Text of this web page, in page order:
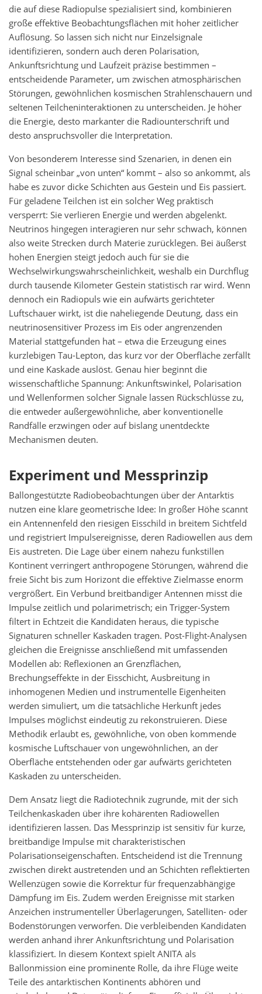
die auf diese Radiopulse spezialisiert sind, kombinieren
große effektive Beobachtungsflächen mit hoher zeitlicher
Auflösung. So lassen sich nicht nur Einzelsignale
identifizieren, sondern auch deren Polarisation,
Ankunftsrichtung und Laufzeit präzise bestimmen –
entscheidende Parameter, um zwischen atmosphärischen
Störungen, gewöhnlichen kosmischen Strahlenschauern und
seltenen Teilcheninteraktionen zu unterscheiden. Je höher
die Energie, desto markanter die Radiounterschrift und
desto anspruchsvoller die Interpretation.
Von besonderem Interesse sind Szenarien, in denen ein
Signal scheinbar „von unten“ kommt – also so ankommt, als
habe es zuvor dicke Schichten aus Gestein und Eis passiert.
Für geladene Teilchen ist ein solcher Weg praktisch
versperrt: Sie verlieren Energie und werden abgelenkt.
Neutrinos hingegen interagieren nur sehr schwach, können
also weite Strecken durch Materie zurücklegen. Bei äußerst
hohen Energien steigt jedoch auch für sie die
Wechselwirkungswahrscheinlichkeit, weshalb ein Durchflug
durch tausende Kilometer Gestein statistisch rar wird. Wenn
dennoch ein Radiopuls wie ein aufwärts gerichteter
Luftschauer wirkt, ist die naheliegende Deutung, dass ein
neutrinosensitiver Prozess im Eis oder angrenzenden
Material stattgefunden hat – etwa die Erzeugung eines
kurzlebigen Tau-Lepton, das kurz vor der Oberfläche zerfällt
und eine Kaskade auslöst. Genau hier beginnt die
wissenschaftliche Spannung: Ankunftswinkel, Polarisation
und Wellenformen solcher Signale lassen Rückschlüsse zu,
die entweder außergewöhnliche, aber konventionelle
Randfälle erzwingen oder auf bislang unentdeckte
Mechanismen deuten.
Experiment und Messprinzip
Ballongestützte Radiobeobachtungen über der Antarktis
nutzen eine klare geometrische Idee: In großer Höhe scannt
ein Antennenfeld den riesigen Eisschild in breitem Sichtfeld
und registriert Impulsereignisse, deren Radiowellen aus dem
Eis austreten. Die Lage über einem nahezu funkstillen
Kontinent verringert anthropogene Störungen, während die
freie Sicht bis zum Horizont die effektive Zielmasse enorm
vergrößert. Ein Verbund breitbandiger Antennen misst die
Impulse zeitlich und polarimetrisch; ein Trigger-System
filtert in Echtzeit die Kandidaten heraus, die typische
Signaturen schneller Kaskaden tragen. Post-Flight-Analysen
gleichen die Ereignisse anschließend mit umfassenden
Modellen ab: Reflexionen an Grenzflächen,
Brechungseffekte in der Eisschicht, Ausbreitung in
inhomogenen Medien und instrumentelle Eigenheiten
werden simuliert, um die tatsächliche Herkunft jedes
Impulses möglichst eindeutig zu rekonstruieren. Diese
Methodik erlaubt es, gewöhnliche, von oben kommende
kosmische Luftschauer von ungewöhnlichen, an der
Oberfläche entstehenden oder gar aufwärts gerichteten
Kaskaden zu unterscheiden.
Dem Ansatz liegt die Radiotechnik zugrunde, mit der sich
Teilchenkaskaden über ihre kohärenten Radiowellen
identifizieren lassen. Das Messprinzip ist sensitiv für kurze,
breitbandige Impulse mit charakteristischen
Polarisationseigenschaften. Entscheidend ist die Trennung
zwischen direkt austretenden und an Schichten reflektierten
Wellenzügen sowie die Korrektur für frequenzabhängige
Dämpfung im Eis. Zudem werden Ereignisse mit starken
Anzeichen instrumenteller Überlagerungen, Satelliten- oder
Bodenstörungen verworfen. Die verbleibenden Kandidaten
werden anhand ihrer Ankunftsrichtung und Polarisation
klassifiziert. In diesem Kontext spielt ANITA als
Ballonmission eine prominente Rolle, da ihre Flüge weite
Teile des antarktischen Kontinents abhören und